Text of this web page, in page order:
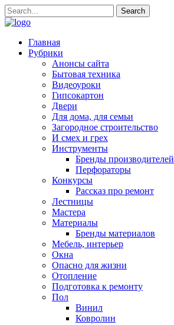
Главная
Рубрики
Анонсы сайта
Бытовая техника
Видеоуроки
Гипсокартон
Двери
Для дома, для семьи
Загородное строительство
И смех и грех
Инструменты
Бренды производителей
Перфораторы
Конкурсы
Рассказ про ремонт
Лестницы
Мастера
Материалы
Бренды материалов
Мебель, интерьер
Окна
Опасно для жизни
Отопление
Подготовка к ремонту
Пол
Винил
Ковролин